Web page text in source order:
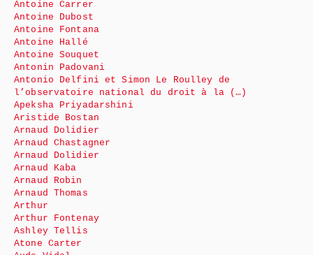
Antoine Carrer
Antoine Dubost
Antoine Fontana
Antoine Hallé
Antoine Souquet
Antonin Padovani
Antonio Delfini et Simon Le Roulley de
l’observatoire national du droit à la (…)
Apeksha Priyadarshini
Aristide Bostan
Arnaud Dolidier
Arnaud Chastagner
Arnaud Dolidier
Arnaud Kaba
Arnaud Robin
Arnaud Thomas
Arthur
Arthur Fontenay
Ashley Tellis
Atone Carter